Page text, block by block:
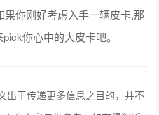
你刚好考虑入手一辆皮卡,那
你心中的大皮卡吧。
出于传递更多信息之目的，并不